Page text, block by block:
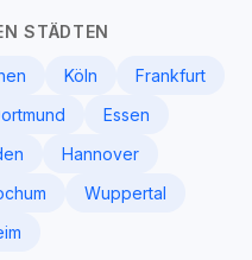
STÄDTEN
Köln
Frankfurt
Essen
Hannover
Wuppertal